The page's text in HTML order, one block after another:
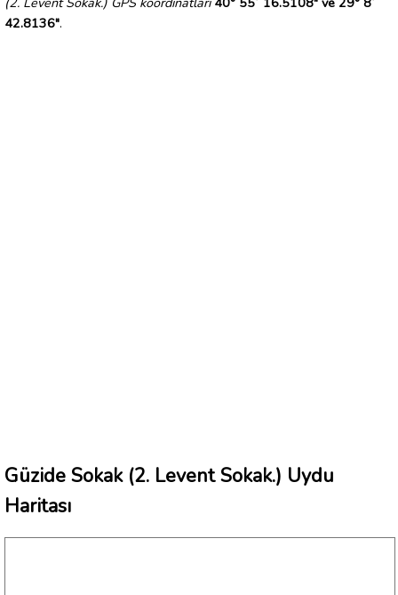
42.8136".
Güzide Sokak (2. Levent Sokak.) Uydu
Haritası